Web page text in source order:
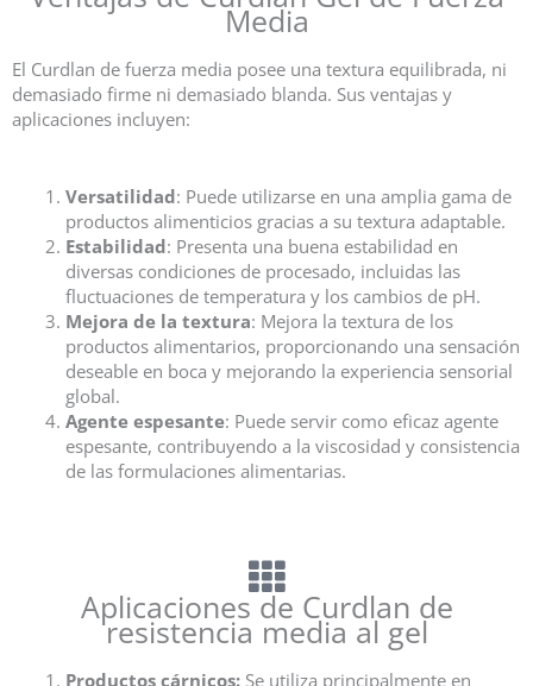
Media
El Curdlan de fuerza media posee una textura equilibrada, ni
demasiado firme ni demasiado blanda. Sus ventajas y
aplicaciones incluyen:
Versatilidad: Puede utilizarse en una amplia gama de
productos alimenticios gracias a su textura adaptable.
Estabilidad: Presenta una buena estabilidad en
diversas condiciones de procesado, incluidas las
fluctuaciones de temperatura y los cambios de pH.
Mejora de la textura: Mejora la textura de los
productos alimentarios, proporcionando una sensación
deseable en boca y mejorando la experiencia sensorial
global.
Agente espesante: Puede servir como eficaz agente
espesante, contribuyendo a la viscosidad y consistencia
de las formulaciones alimentarias.
Aplicaciones de Curdlan de
resistencia media al gel
Productos cárnicos: Se utiliza principalmente en